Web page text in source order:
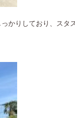
かりしており、スタ